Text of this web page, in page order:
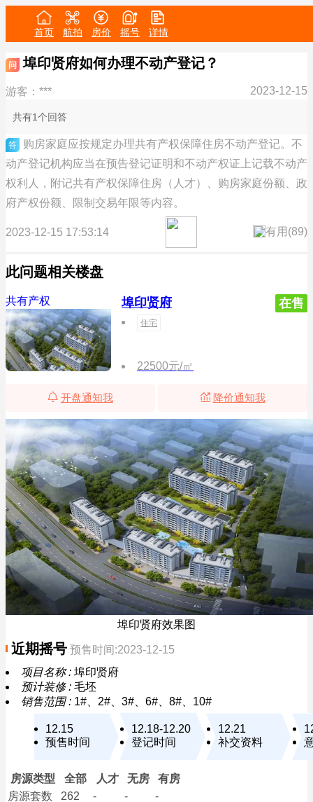
首页 航拍 房价 摇号 详情
问 埠印贤府如何办理不动产登记？
游客：*** 2023-12-15
共有1个回答
答
购房家庭应按规定办理共有产权保障住房不动产登记。不
动产登记机构应当在预告登记证明和不动产权证上记载不动产
权利人，附记共有产权保障住房（人才）、购房家庭份额、政
府产权份额、限制交易年限等内容。
2023-12-15 17:53:14 有用(89)
此问题相关楼盘
共有产权 埠印贤府 在售
住宅
22500元/㎡
开盘通知我 降价通知我
埠印贤府效果图
近期摇号 预售时间:2023-12-15
项目名称 : 埠印贤府
预计装修 : 毛坯
销售范围 : 1#、2#、3#、6#、8#、10#
12.15
预售时间
12.18-12.20
登记时间
12.21
补交资料
房源类型 全部 人才 无房
有房
房源套数
262 - -
-